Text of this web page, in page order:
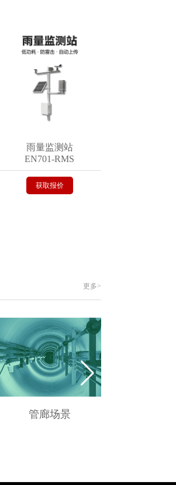
雨量监测站
EN701-RMS
获取报价
更多>
管廊场景